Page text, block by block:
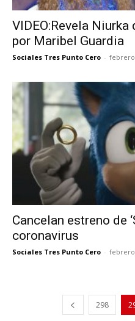
VIDEO:Revela
por Maribel Guardia
Sociales Tres Punto Cero - febrero
Cancelan estreno de
coronavirus
Sociales Tres Punto Cero - febrero
298